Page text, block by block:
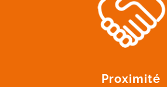
Proximité